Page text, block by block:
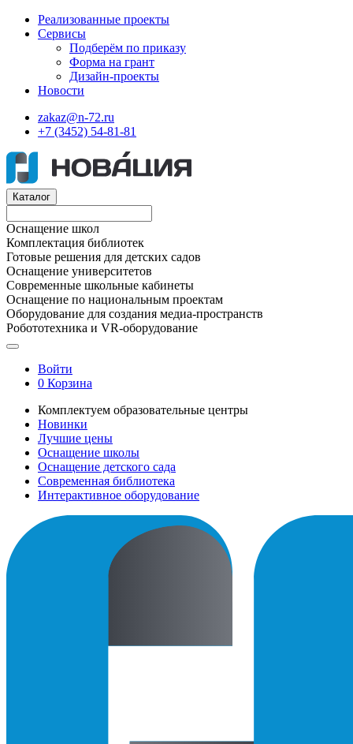
Реализованные проекты
Сервисы
Подберём по приказу
Форма на грант
Дизайн-проекты
Новости
zakaz@n-72.ru
+7 (3452) 54-81-81
Каталог
Оснащение школ
Комплектация библиотек
Готовые решения для детских садов
Оснащение университетов
Современные школьные кабинеты
Оснащение по национальным проектам
Оборудование для создания медиа-пространств
Робототехника и VR-оборудование
Войти
0 Корзина
Комплектуем образовательные центры
Новинки
Лучшие цены
Оснащение школы
Оснащение детского сада
Современная библиотека
Интерактивное оборудование